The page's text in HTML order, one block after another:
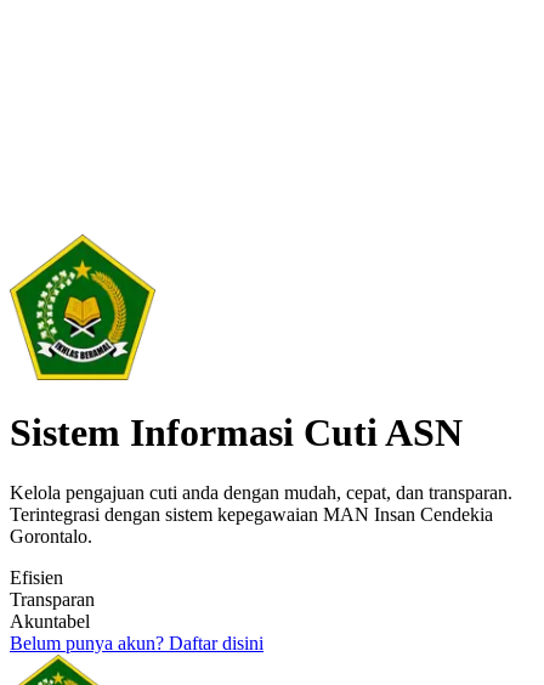
Sistem Informasi Cuti ASN
Kelola pengajuan cuti anda dengan mudah, cepat, dan transparan.
Terintegrasi dengan sistem kepegawaian MAN Insan Cendekia
Gorontalo.
Efisien
Transparan
Akuntabel
Belum punya akun? Daftar disini